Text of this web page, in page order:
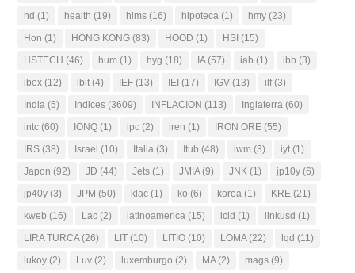
hd (1) health (19) hims (16) hipoteca (1) hmy (23)
Hon (1) HONG KONG (83) HOOD (1) HSI (15)
HSTECH (46) hum (1) hyg (18) IA(57) iab (1) ibb (3)
ibex (12) ibit (4) IEF (13) IEI (17) IGV (13) ilf(3)
India (5) Indices (3609) INFLACION (113) Inglaterra (60)
intc (60) IONQ (1) ipc (2) iren (1) IRON ORE (55)
IRS (38) Israel (10) Italia (3) Itub (48) iwm (3) iyt (1)
Japon (92) JD (44) Jets (1) JMIA(9) JNK (1) jp10y (6)
jp40y (3) JPM (50) klac (1) ko (6) korea (1) KRE (21)
kweb (16) Lac (2) latinoamerica (15) lcid (1) linkusd (1)
LIRA TURCA(26) LIT (10) LITIO (10) LOMA(22) lqd (11)
lukoy (2) Luv (2) luxemburgo (2) MA(2) mags (9)